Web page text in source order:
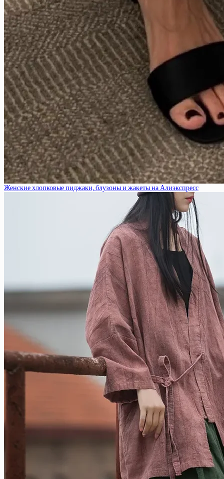
Женские хлопковые пиджаки, блузоны и жакеты на Алиэкспресс